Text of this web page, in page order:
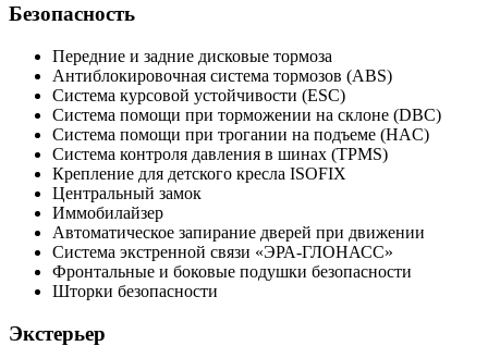
Безопасность
Передние и задние дисковые тормоза
Антиблокировочная система тормозов (ABS)
Система курсовой устойчивости (ESC)
Система помощи при торможении на склоне (DBC)
Система помощи при трогании на подъеме (HAC)
Система контроля давления в шинах (TPMS)
Крепление для детского кресла ISOFIX
Центральный замок
Иммобилайзер
Автоматическое запирание дверей при движении
Система экстренной связи «ЭРА-ГЛОНАСС»
Фронтальные и боковые подушки безопасности
Шторки безопасности
Экстерьер